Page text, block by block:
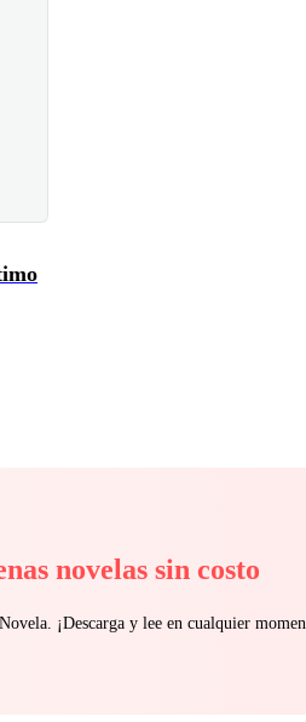
novelas sin costo
¡Descarga y lee en cualquier